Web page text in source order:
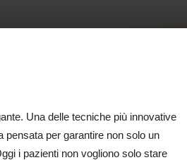
Una delle tecniche più innovative
pensata per garantire non solo un
i pazienti non vogliono solo stare